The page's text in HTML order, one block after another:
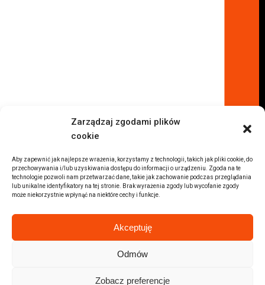
Zarządzaj zgodami plików
cookie
Aby zapewnić jak najlepsze wrażenia, korzystamy z technologii, takich jak pliki cookie, do
przechowywania i/lub uzyskiwania dostępu do informacji o urządzeniu. Zgoda na te
technologie pozwoli nam przetwarzać dane, takie jak zachowanie podczas przeglądania
lub unikalne identyfikatory na tej stronie. Brak wyrażenia zgody lub wycofanie zgody
może niekorzystnie wpłynąć na niektóre cechy i funkcje.
Akceptuję
Odmów
Zobacz preferencje
Inne Lokalizacje
Auta z USA Rzeszów
Auta z USA Białystok
Auta z USA Kraków
Marki samochodów
Sprzedam BMW
Wszystkie marki samochodów